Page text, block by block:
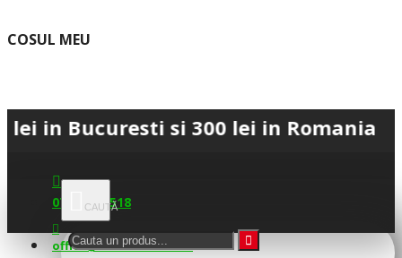
COSUL MEU
si 300 lei in Romania • 💳
0745.677.518
office@fsm-romania.ro